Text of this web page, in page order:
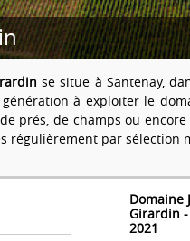
se situe à Santenay,
à exploiter le
prés, de champs ou
régulièrement par sélection
Domaine
Girardin
2021